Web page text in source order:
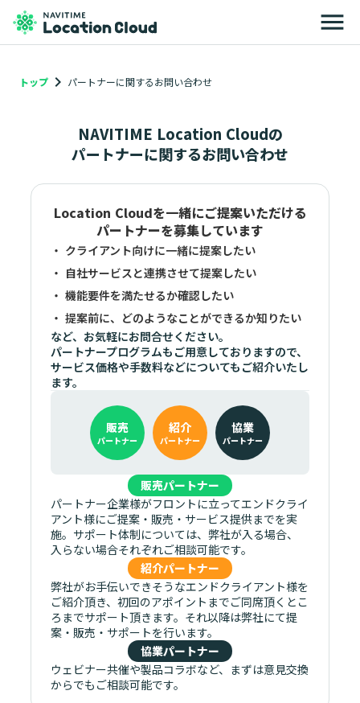
menu
トップ keyboard_arrow_right パートナーに関するお問い合わせ
NAVITIME Location Cloudの
パートナーに関するお問い合わせ
Location Cloudを一緒にご提案いただける
パートナーを募集しています
・ クライアント向けに一緒に提案したい
・ 自社サービスと連携させて提案したい
・ 機能要件を満たせるか確認したい
・ 提案前に、どのようなことができるか知りたい
など、お気軽にお問合せください。
パートナープログラムもご用意しておりますので、
サービス価格や手数料などについてもご紹介いたし
ます。
販売
パートナー
紹介
パートナー
協業
パートナー
販売パートナー
パートナー企業様がフロントに立ってエンドクライ
アント様にご提案・販売・サービス提供までを実
施。サポート体制については、弊社が入る場合、
入らない場合それぞれご相談可能です。
紹介パートナー
弊社がお手伝いできそうなエンドクライアント様を
ご紹介頂き、初回のアポイントまでご同席頂くとこ
ろまでサポート頂きます。それ以降は弊社にて提
案・販売・サポートを行います。
協業パートナー
ウェビナー共催や製品コラボなど、まずは意見交換
からでもご相談可能です。